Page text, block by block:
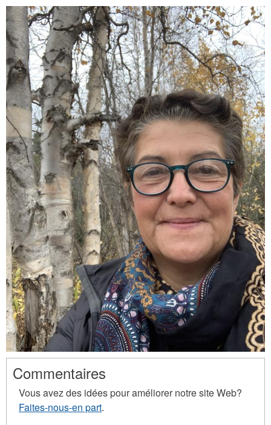
Commentaires
Vous avez des idées pour améliorer notre site Web?
Faites-nous-en part.